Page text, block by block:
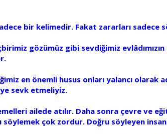
bir kelimedir. Fakat zararları sadece
gözümüz gibi sevdiğimiz
en önemli husus onları yalancı olarak
sevk etmeliyiz.
ailede atılır. Daha sonra çevre ve
söylemek çok zordur. Doğru söyleyen